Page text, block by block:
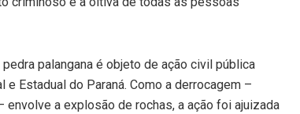
palangana é objeto de ação civil pública
Estadual do Paraná. Como a derrocagem –
a explosão de rochas, a ação foi ajuizada